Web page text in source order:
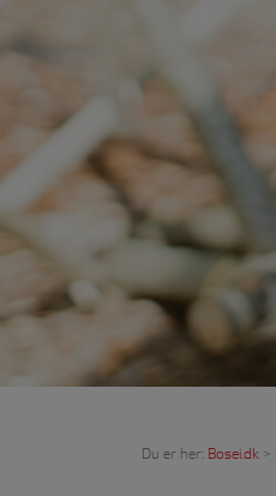
Du er her: Bosei.dk >